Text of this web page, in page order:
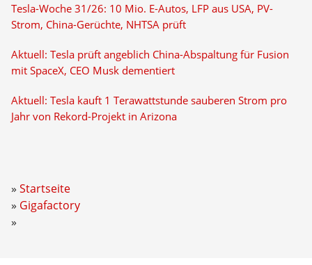
Tesla-Woche 31/26: 10 Mio. E-Autos, LFP aus USA, PV-
Strom, China-Gerüchte, NHTSA prüft
Aktuell: Tesla prüft angeblich China-Abspaltung für Fusion
mit SpaceX, CEO Musk dementiert
Aktuell: Tesla kauft 1 Terawattstunde sauberen Strom pro
Jahr von Rekord-Projekt in Arizona
Startseite
Gigafactory